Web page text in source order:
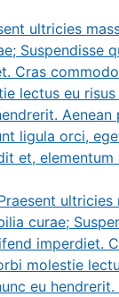
ultricies
Suspendisse
Cras
lectus eu
ligula orci,
et,
curae;
imperdiet.
molestie
eu